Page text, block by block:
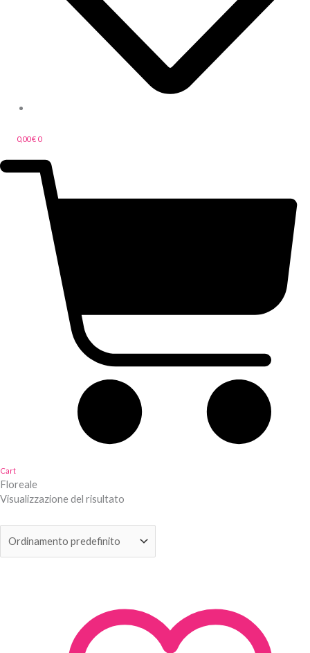
0,00€ 0
Cart
Floreale
Visualizzazione del risultato